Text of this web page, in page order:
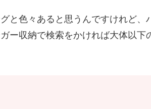
と色々あると思うんですけれど、
ー収納で検索をかければ大体以下